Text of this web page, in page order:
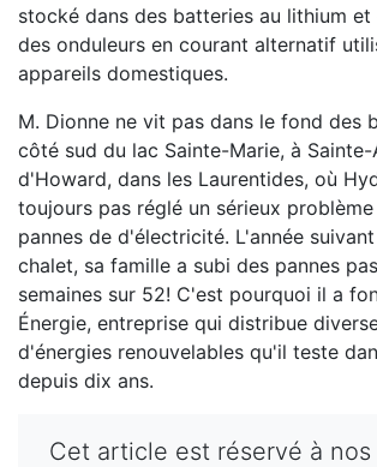
stocké dans des batteries au lithium
des onduleurs en courant alternatif
appareils domestiques.
M. Dionne ne vit pas dans le fond des
côté sud du lac Sainte-Marie, à
d'Howard, dans les Laurentides, où
toujours pas réglé un sérieux
pannes de d'électricité. L'année
chalet, sa famille a subi des pannes
semaines sur 52! C'est pourquoi il a
Énergie, entreprise qui distribue
d'énergies renouvelables qu'il teste
depuis dix ans.
Cet article est réservé à nos